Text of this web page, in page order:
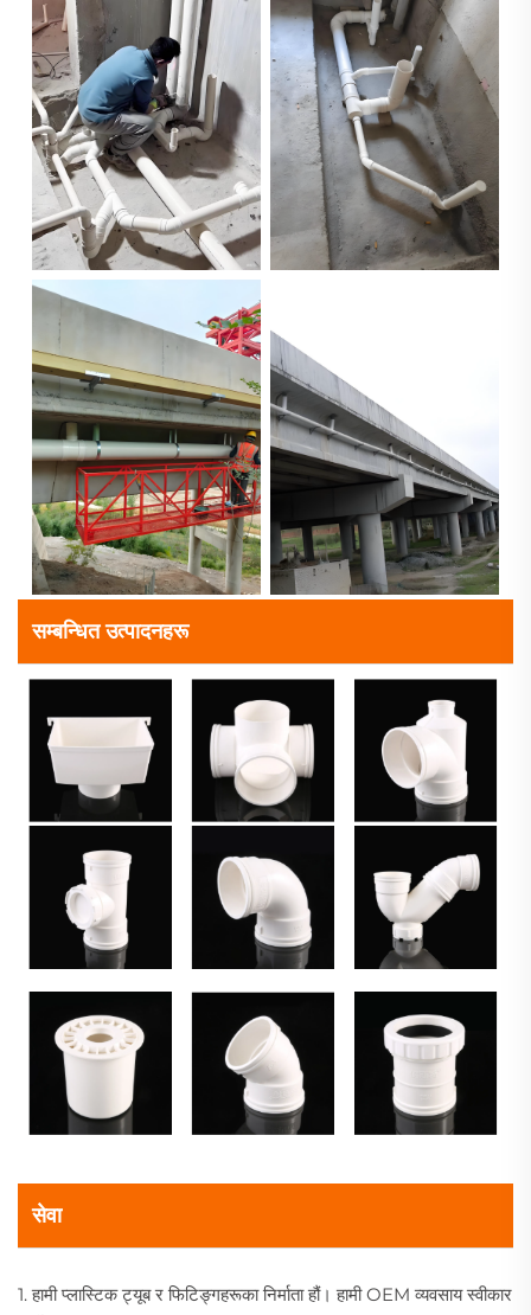
सम्बन्धित उत्पादनहरू
सेवा
1. हामी प्लास्टिक ट्यूब र फिटिङ्गहरूका निर्माता हौं। हामी OEM व्यवसाय स्वीकार